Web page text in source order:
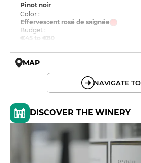
Pinot noir
Color :
Effervescent rosé de saignée
Budget :
€45 to €80
MAP
NAVIGATE TO
DISCOVER THE WINERY